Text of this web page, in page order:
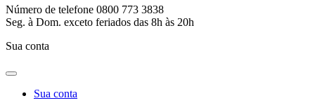
Número de telefone 0800 773 3838
Seg. à Dom. exceto feriados das 8h às 20h
Sua conta
Sua conta